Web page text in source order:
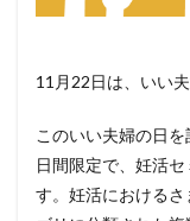
11月22日は、いい夫
このいい夫婦の日
日間限定で、妊活
す。妊活における